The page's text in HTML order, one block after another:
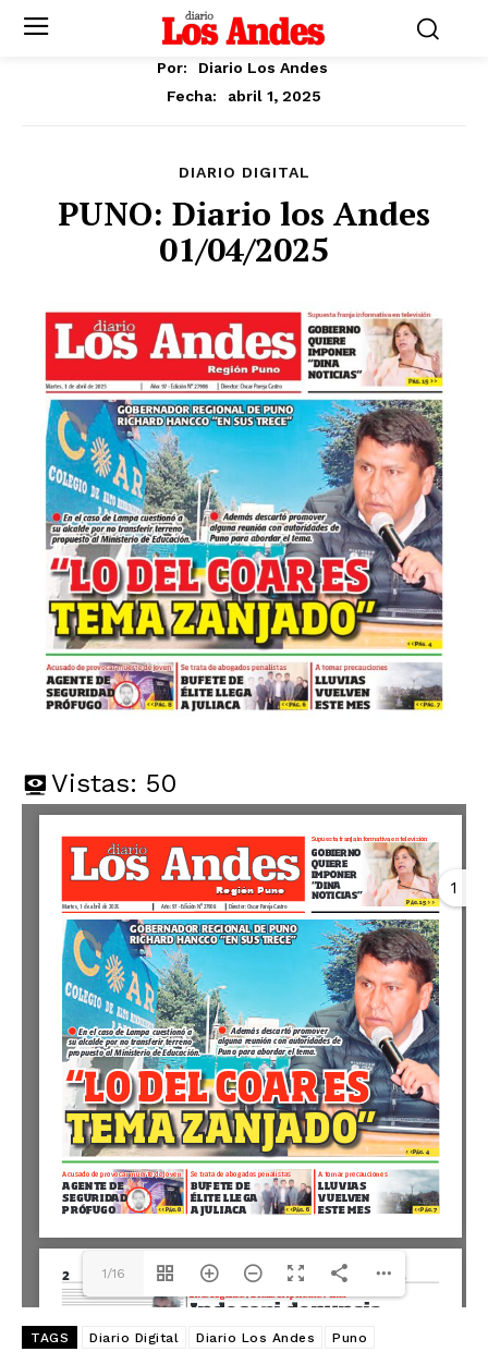
Por:
Diario Los Andes
Fecha:
abril 1, 2025
DIARIO DIGITAL
PUNO: Diario los Andes
01/04/2025
Vistas: 50
1/16
1
TAGS Diario Digital Diario Los Andes Puno